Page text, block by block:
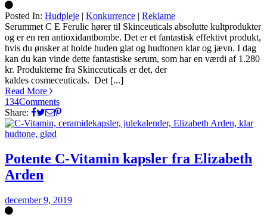
Posted In: Hudpleje | Konkurrence | Reklame
Silke
Serummet C E Ferulic hører til Skinceuticals absolutte kultprodukter
og er en ren antioxidantbombe. Det er et fantastisk effektivt produkt,
hvis du ønsker at holde huden glat og hudtonen klar og jævn. I dag
kan du kan vinde dette fantastiske serum, som har en værdi af 1.280
kr. Produkterne fra Skinceuticals er det, der
kaldes cosmeceuticals. Det [...]
Read More
134Comments
Share:
Potente C-Vitamin kapsler fra Elizabeth
Arden
december 9, 2019